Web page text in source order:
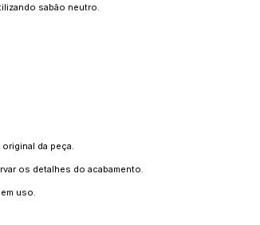
sabão neutro.
da peça.
os detalhes do acabamento.
uso.